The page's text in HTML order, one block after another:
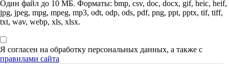
Один файл до 10 МБ. Форматы: bmp, csv, doc, docx, gif, heic, heif,
jpg, jpeg, mpg, mpeg, mp3, odt, odp, ods, pdf, png, ppt, pptx, tif, tiff,
txt, wav, webp, xls, xlsx.
Я согласен на обработку персональных данных, а также с
правилами сайта